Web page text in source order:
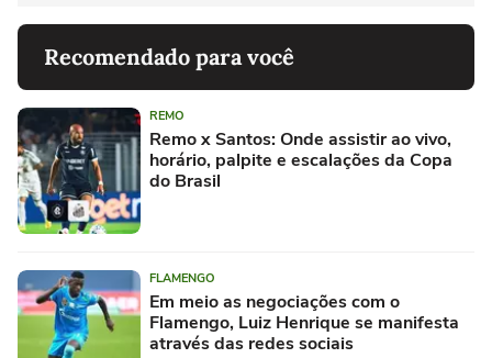
Recomendado para você
REMO
Remo x Santos: Onde assistir ao vivo,
horário, palpite e escalações da Copa
do Brasil
FLAMENGO
Em meio as negociações com o
Flamengo, Luiz Henrique se manifesta
através das redes sociais